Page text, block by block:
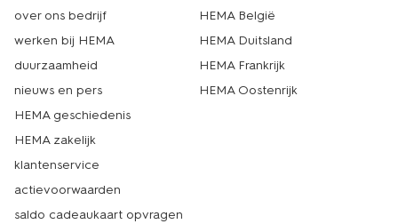
over ons bedrijf
werken bij HEMA
duurzaamheid
nieuws en pers
HEMA geschiedenis
HEMA zakelijk
klantenservice
actievoorwaarden
saldo cadeaukaart opvragen
HEMA België
HEMA Duitsland
HEMA Frankrijk
HEMA Oostenrijk